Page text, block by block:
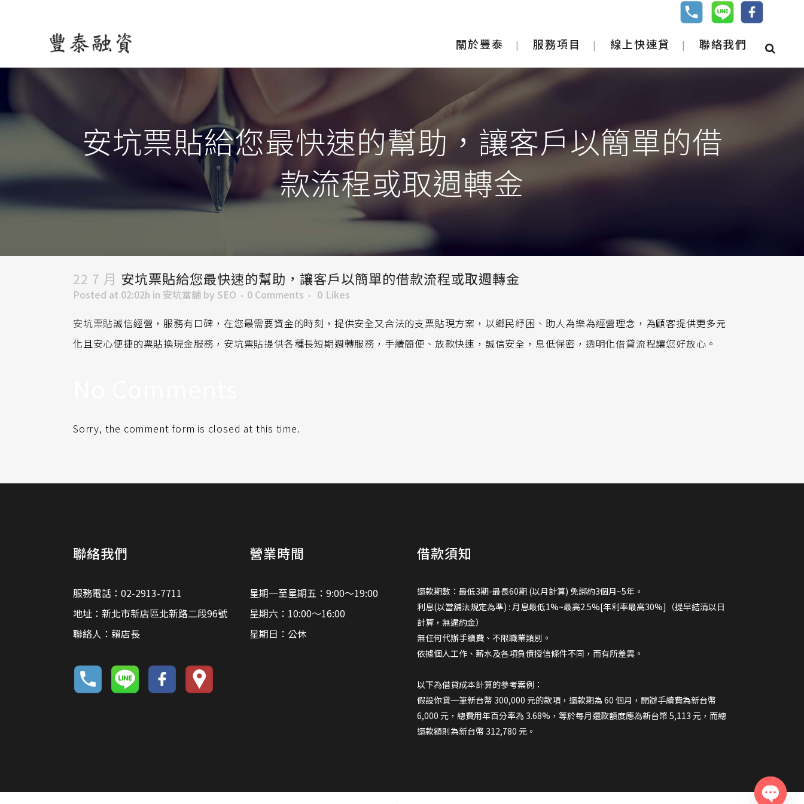
關於豐泰 服務項目 線上快速貸 聯絡我們
安坑票貼給您最快速的幫助，讓客戶以簡單的借
款流程或取週轉金
22 7 月 安坑票貼給您最快速的幫助，讓客戶以簡單的借款流程或取週轉金
Posted at 02:02h in 安坑當舖 by SEO 0 Comments 0 Likes
安坑票貼誠信經營，服務有口碑，在您最需要資金的時刻，提供安全又合法的支票貼現方案，以鄉民紓困、助人為樂為經營理念，為顧客提供更多元
化且安心便捷的票貼換現金服務，安坑票貼提供各種長短期週轉服務，手續簡便、放款快速，誠信安全，息低保密，透明化借貸流程讓您好放心。
Sorry, the comment form is closed at this time.
聯絡我們
服務電話：02-2913-7711
地址：新北市新店區北新路二段96號
聯絡人：賴店長
營業時間
星期一至星期五：9:00～19:00
星期六：10:00～16:00
星期日：公休
借款須知
還款期數：最低3期-最長60期 (以月計算) 免綁約3個月~5年。
利息(以當舖法規定為準) : 月息最低1%~最高2.5%[年利率最高30%]（提早結清以日
計算，無違約金）
無任何代辦手續費、不限職業類別。
依據個人工作、薪水及各項負債授信條件不同，而有所差異。
以下為借貸成本計算的參考案例：
假設你貸一筆新台幣 300,000 元的款項，還款期為 60 個月，開辦手續費為新台幣
6,000 元，總費用年百分率為 3.68%，等於每月還款額度應為新台幣 5,113 元，而總
還款額則為新台幣 312,780 元。